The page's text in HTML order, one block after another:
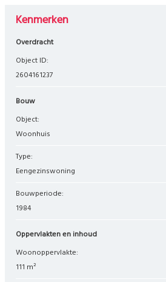
Kenmerken
Overdracht
Object ID:
2604161237
Bouw
Object:
woonhuis
Type:
eengezinswoning
Bouwperiode:
1984
Oppervlakten en inhoud
Woonoppervlakte:
111 m²